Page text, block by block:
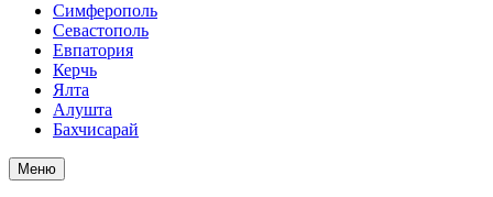
Симферополь
Севастополь
Евпатория
Керчь
Ялта
Алушта
Бахчисарай
Меню